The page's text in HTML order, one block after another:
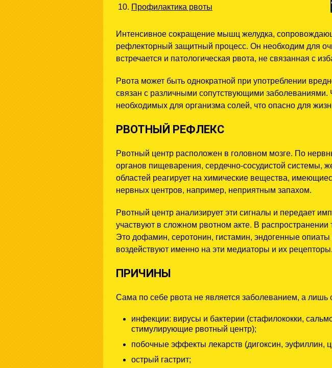
Профилактика рвоты
Интенсивное сокращение мышц желудка,
рефлекторный защитный процесс. Он необходим для
встречается и патологическая рвота, не связанная с
Рвота может быть однократной при употреблении
связан с различными сопутствующими
необходимых для организма солей, что опасно для
РВОТНЫЙ РЕФЛЕКС
Рвотный центр расположен в головном мозге. По
органов пищеварения, сердечно-сосудистой системы,
областей реагирует на химические вещества,
нервных центров, например, неприятным запахом.
Рвотный центр анализирует эти сигналы и передает
участвуют в сложном рвотном акте. В
Это дофамин, серотонин, гистамин, эндогенные
воздействуют именно на эти медиаторы и их рецепторы.
ПРИЧИНЫ
Сама по себе рвота не является заболеванием, а лишь
инфекции: вирусы и бактерии (стафилококки,
стимулирующие рвотный центр);
побочные эффекты лекарств (дигоксин, эуфиллин,
острый гастрит;